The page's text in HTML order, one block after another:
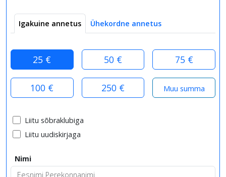
Igakuine annetus Ühekordne annetus
25 € 50 € 75 €
100 € 250 €
Liitu sõbraklubiga
Liitu uudiskirjaga
Nimi